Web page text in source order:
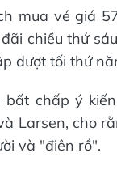
mua vé giá
chiều thứ
dượt tối thứ
bất chấp ý
Larsen, cho
và "điên rồ".